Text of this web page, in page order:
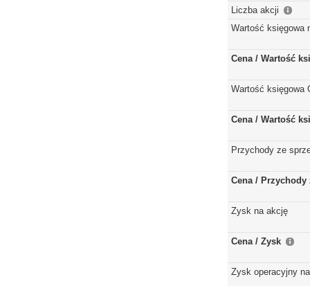
Liczba akcji
Wartość księgowa
Cena / Wartość
Wartość księgowa
Cena / Wartość
Przychody ze
Cena / Przychody
Zysk na akcję
Cena / Zysk
Zysk operacyjny